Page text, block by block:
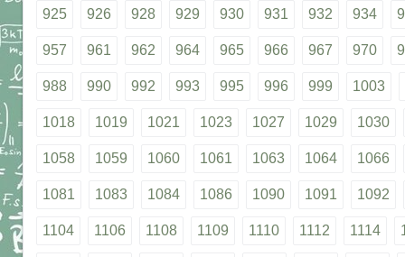
925 926 928 929 930 931 932 934
957 961 962 964 965 966 967 970
988 990 992 993 995 996 999 1003
1018 1019 1021 1023 1027 1029 1030
1058 1059 1060 1061 1063 1064 1066
1081 1083 1084 1086 1090 1091 1092
1104 1106 1108 1109 1110 1112 1114